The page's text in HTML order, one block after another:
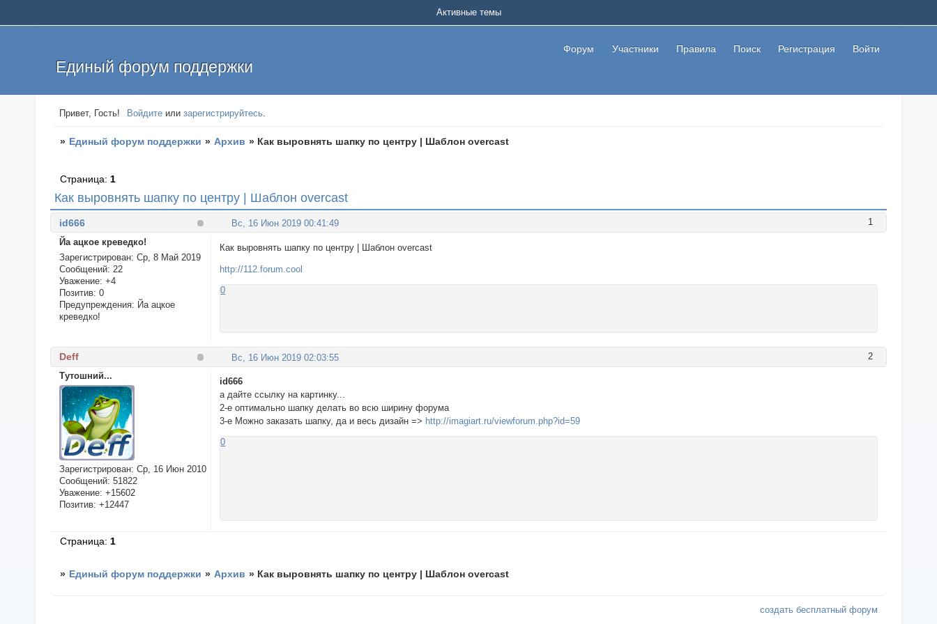
Единый форум поддержки
Форум Участники Правила Поиск Регистрация Войти
Активные темы
Привет, Гость! Войдите илизарегистрируйтесь.
» Единый форум поддержки » Архив » Как выровнять шапку по центру | Шаблон overcast
Как выровнять шапку по центру | Шаблон overcast
Страница: 1
1
Вс, 16 Июн 2019 00:41:49
id666
Йа ацкое креведко!
Зарегистрирован: Ср, 8 Май 2019
Сообщений: 22
Уважение: +4
Позитив: 0
Предупреждения: Йа ацкое
креведко!
Как выровнять шапку по центру | Шаблон overcast
http://112.forum.cool
0
2
Вс, 16 Июн 2019 02:03:55
Deff
Тутошний...
Зарегистрирован: Ср, 16 Июн 2010
Сообщений: 51822
Уважение: +15602
Позитив: +12447
id666
а дайте ссылку на картинку...
2-е оптимально шапку делать во всю ширину форума
3-е Можно заказать шапку, да и весь дизайн => http://imagiart.ru/viewforum.php?id=59
0
Страница:1
» Единый форум поддержки » Архив » Как выровнять шапку по центру | Шаблон overcast
создать бесплатный форум